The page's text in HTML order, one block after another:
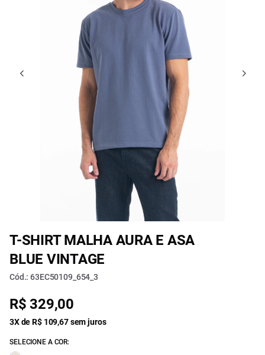
T-SHIRT MALHA AURA E ASA
BLUE VINTAGE
Cód.: 63EC50109_654_3
R$ 329,00
3X de R$ 109,67 sem juros
SELECIONE A COR: